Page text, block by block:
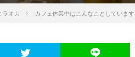
ラオカ カフェ休業中はこんなことしていま